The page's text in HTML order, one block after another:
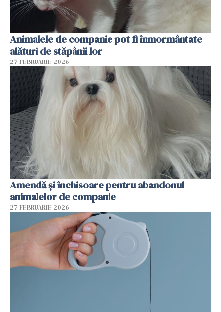
Animalele de companie pot fi înmormântate
alături de stăpânii lor
27 FEBRUARIE 2026
Amendă și închisoare pentru abandonul
animalelor de companie
27 FEBRUARIE 2026